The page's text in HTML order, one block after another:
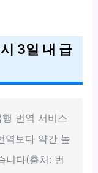
3일 내 급
행 번역 서비스
역보다 약간 높
니다(출처: 번